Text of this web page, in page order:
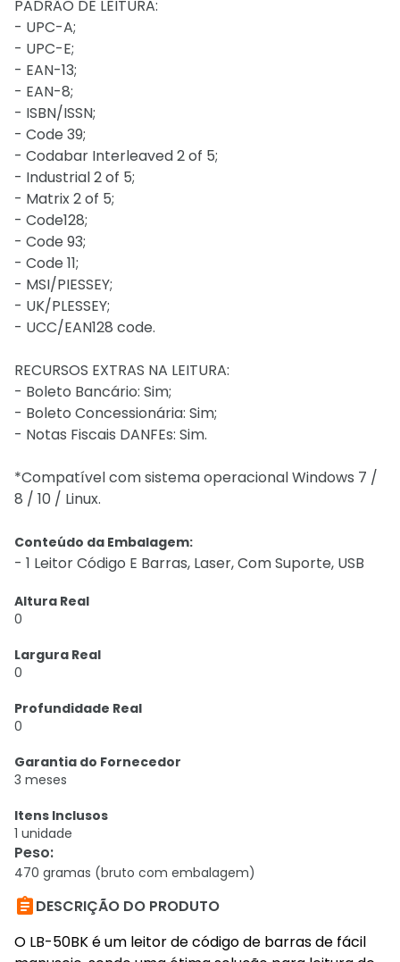
PADRÃO DE LEITURA:
- UPC-A;
- UPC-E;
- EAN-13;
- EAN-8;
- ISBN/ISSN;
- Code 39;
- Codabar Interleaved 2 of 5;
- Industrial 2 of 5;
- Matrix 2 of 5;
- Code128;
- Code 93;
- Code 11;
- MSI/PIESSEY;
- UK/PLESSEY;
- UCC/EAN128 code.
RECURSOS EXTRAS NA LEITURA:
- Boleto Bancário: Sim;
- Boleto Concessionária: Sim;
- Notas Fiscais DANFEs: Sim.
*Compatível com sistema operacional Windows 7 /
8 / 10 / Linux.
Conteúdo da Embalagem:
- 1 Leitor Código E Barras, Laser, Com Suporte, USB
Altura Real
0
Largura Real
0
Profundidade Real
0
Garantia do Fornecedor
3 meses
Itens Inclusos
1 unidade
Peso:
470 gramas (bruto com embalagem)
DESCRIÇÃO DO PRODUTO
O LB-50BK é um leitor de código de barras de fácil